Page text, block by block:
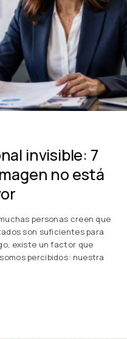
invisible: 7
no está
personas creen que
son suficientes para
existe un factor que
percibidos: nuestra